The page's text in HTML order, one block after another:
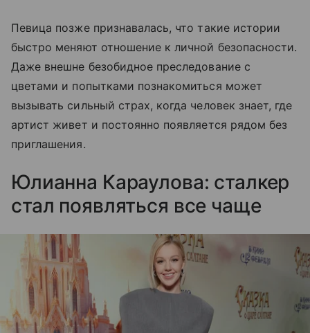
Певица позже признавалась, что такие истории
быстро меняют отношение к личной безопасности.
Даже внешне безобидное преследование с
цветами и попытками познакомиться может
вызывать сильный страх, когда человек знает, где
артист живет и постоянно появляется рядом без
приглашения.
Юлианна Караулова: сталкер
стал появляться все чаще